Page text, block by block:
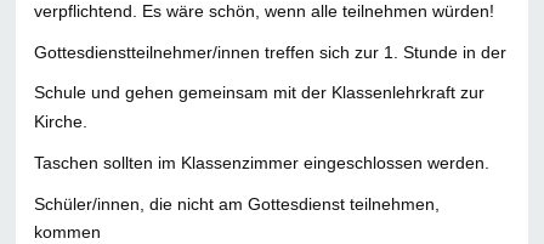
verpflichtend. Es wäre schön, wenn alle teilnehmen würden!
Gottesdienstteilnehmer/innen treffen sich zur 1. Stunde in der
Schule und gehen gemeinsam mit der Klassenlehrkraft zur
Kirche.
Taschen sollten im Klassenzimmer eingeschlossen werden.
Schüler/innen, die nicht am Gottesdienst teilnehmen,
kommen